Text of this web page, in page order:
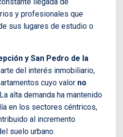
y profesionales que
sus lugares de estudio o
y San Pedro de la
del interés inmobiliario,
cuyo valor no
alta demanda ha mantenido
en los sectores céntricos,
al incremento
suelo urbano.